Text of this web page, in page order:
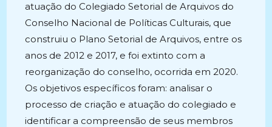
atuação do Colegiado Setorial de Arquivos do
Conselho Nacional de Políticas Culturais, que
construiu o Plano Setorial de Arquivos, entre os
anos de 2012 e 2017, e foi extinto com a
reorganização do conselho, ocorrida em 2020.
Os objetivos específicos foram: analisar o
processo de criação e atuação do colegiado e
identificar a compreensão de seus membros